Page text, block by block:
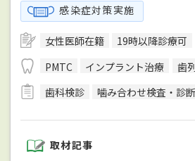
感染症対策実施
女性医師在籍 19時以降診療可
PMTC
インプラント治療 歯
歯科検診
噛み合わせ検査・診断
取材記事